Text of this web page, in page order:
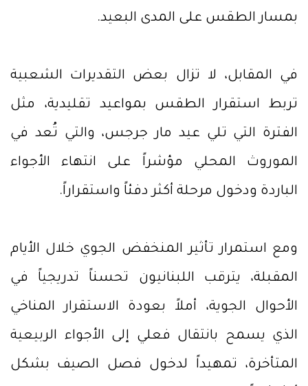
بمسار الطقس على المدى البعيد.
في المقابل، لا تزال بعض التقديرات الشعبية
تربط استقرار الطقس بمواعيد تقليدية، مثل
الفترة التي تلي عيد مار جرجس، والتي تُعد في
الموروث المحلي مؤشراً على انتهاء الأجواء
الباردة ودخول مرحلة أكثر دفئاً واستقراراً.
ومع استمرار تأثير المنخفض الجوي خلال الأيام
المقبلة، يترقب اللبنانيون تحسناً تدريجياً في
الأحوال الجوية، أملاً بعودة الاستقرار المناخي
الذي يسمح بانتقال فعلي إلى الأجواء الربيعية
المتأخرة، تمهيداً لدخول فصل الصيف بشكل